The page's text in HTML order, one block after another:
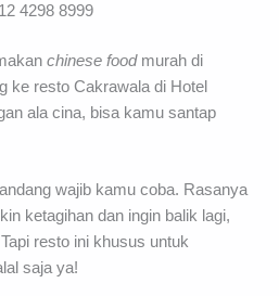
4298 8999
chinese foodmurah di
ke resto Cakrawala di Hotel
ala cina, bisa kamu santap
wajib kamu coba. Rasanya
ketagihan dan ingin balik lagi,
resto ini khusus untuk
saja ya!